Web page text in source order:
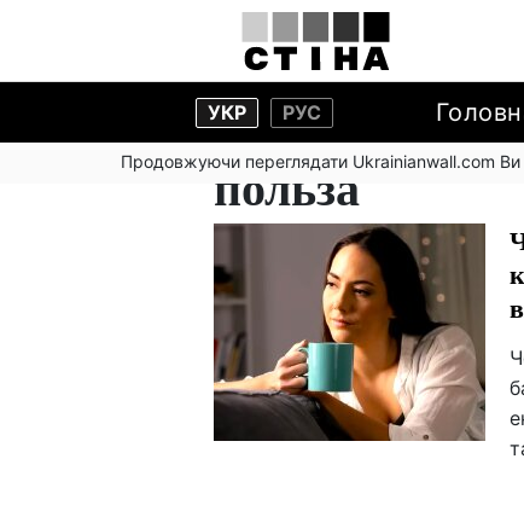
УКР РУС
Продовжуючи переглядати Ukrainianwall.com
польза